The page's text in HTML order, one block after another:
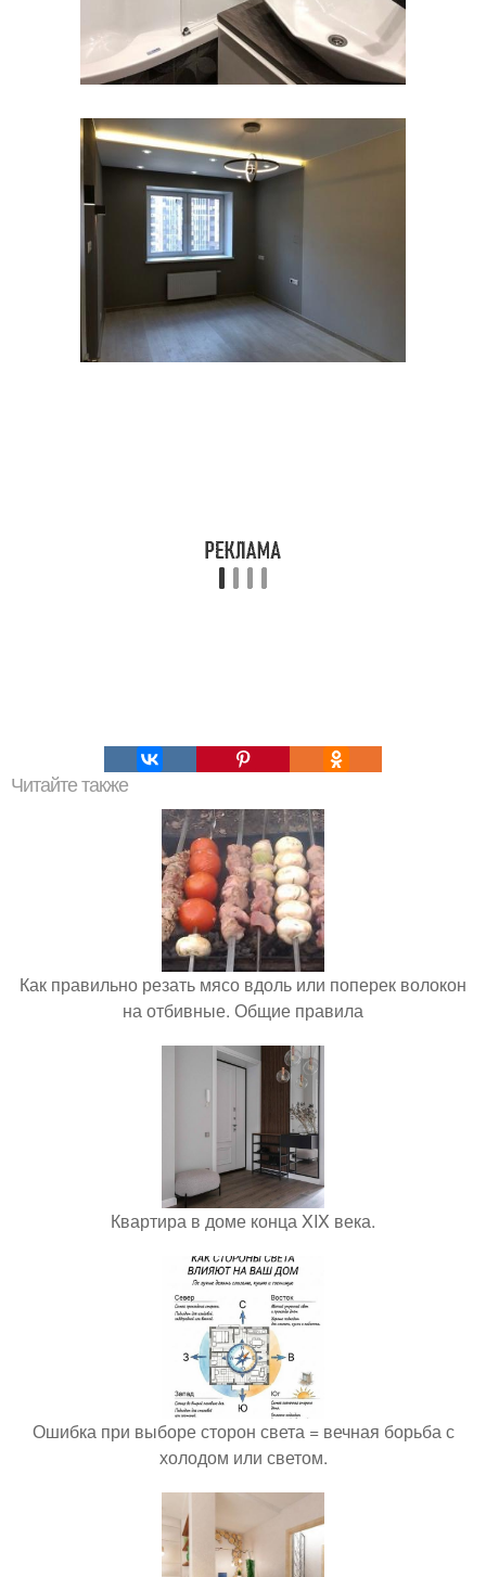
Читайте также
Как правильно резать мясо вдоль или поперек волокон
на отбивные. Общие правила
Квартира в доме конца XIX века.
Ошибка при выборе сторон света = вечная борьба с
холодом или светом.